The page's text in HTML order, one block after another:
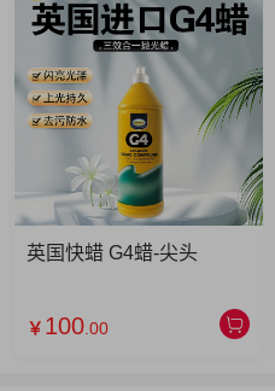
英国快蜡 G4蜡-尖头
￥ 100 .00